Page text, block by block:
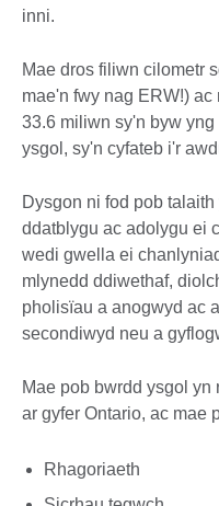
inni.
Mae dros filiwn cilometr
mae'n fwy nag ERW!)
33.6 miliwn sy'n byw
ysgol, sy'n cyfateb i'r
Dysgon ni fod pob
ddatblygu ac adolygu ei
wedi gwella ei
mlynedd ddiwethaf,
pholisïau a anogwyd ac
secondiwyd neu a
Mae pob bwrdd ysgol
ar gyfer Ontario, ac mae
Rhagoriaeth